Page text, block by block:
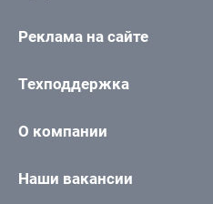
Реклама на сайте
Техподдержка
О компании
Наши вакансии